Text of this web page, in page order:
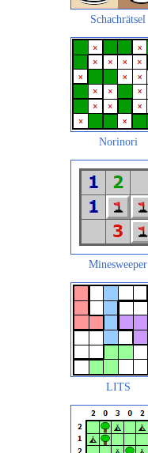
Schachrätsel
Norinori
Minesweeper
LITS